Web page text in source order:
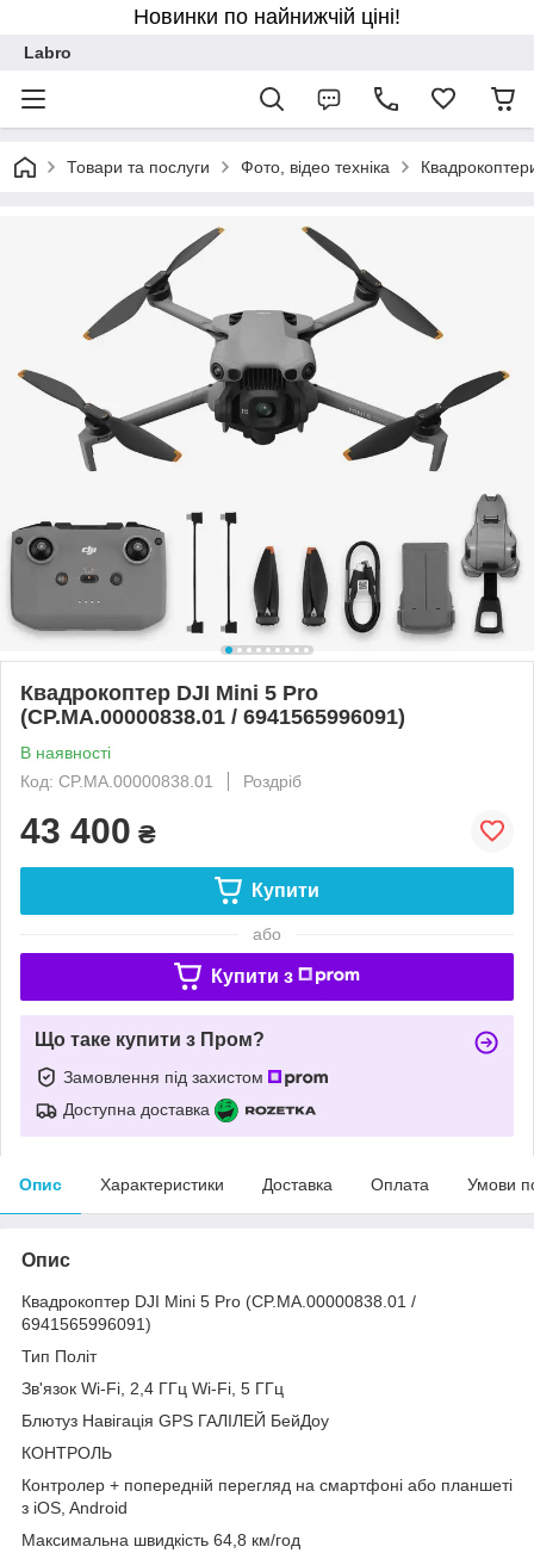
Новинки по найнижчій ціні!
Labro
Товари та послуги Фото, відео техніка
Квадрокоптер DJI Mini 5 Pro
(CP.MA.00000838.01 / 6941565996091)
В наявності
Код: CP.MA.00000838.01
Роздріб
43 400 ₴
Купити
або
Купити з
Що таке купити з Пром?
Замовлення під захистом
Доступна доставка
Опис Характеристики Доставка Оплата Умови
Опис
Квадрокоптер DJI Mini 5 Pro (CP.MA.00000838.01 /
6941565996091)
Тип Політ
Зв'язок Wi-Fi, 2,4 ГГц Wi-Fi, 5 ГГц
Блютуз Навігація GPS ГАЛІЛЕЙ БейДоу
КОНТРОЛЬ
Контролер + попередній перегляд на смартфоні або планшеті
з iOS, Android
Максимальна швидкість 64,8 км/год